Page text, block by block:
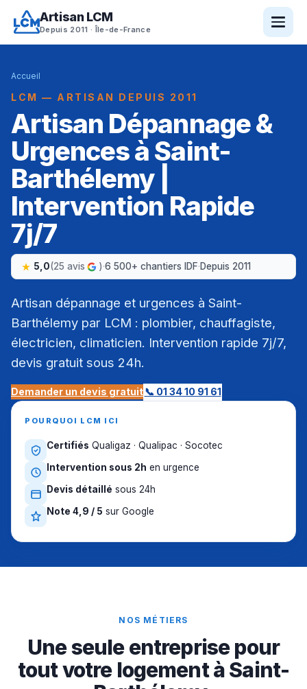
Artisan LCM
Depuis 2011 · Île-de-France
Accueil
LCM — ARTISAN DEPUIS 2011
Artisan Dépannage &
Urgences à Saint-
Barthélemy |
Intervention Rapide
7j/7
5,0(25 avis )·6 500+ chantiers IDF·Depuis 2011
Artisan dépannage et urgences à Saint-
Barthélemy par LCM : plombier, chauffagiste,
électricien, climaticien. Intervention rapide 7j/7,
devis gratuit sous 24h.
Demander un devis gratuit📞 01 34 10 91 61
POURQUOI LCM ICI
Certifiés Qualigaz · Qualipac · Socotec
Intervention sous 2h en urgence
Devis détaillé sous 24h
Note 4,9 / 5 sur Google
NOS MÉTIERS
Une seule entreprise pour
tout votre logement à Saint-